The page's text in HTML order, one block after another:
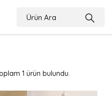
1 ürün bulundu.